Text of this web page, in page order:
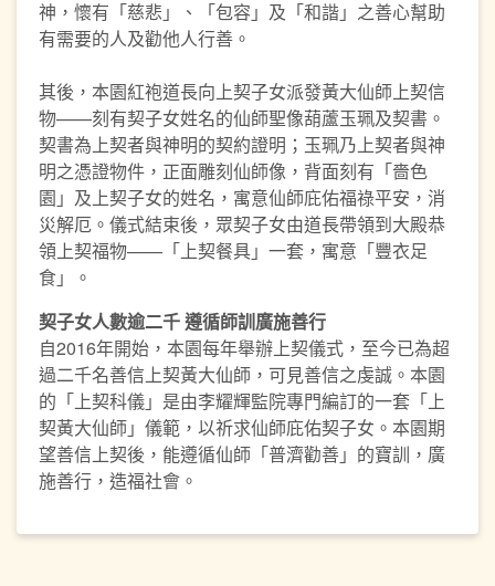
神，懷有「慈悲」、「包容」及「和諧」之善心幫助
有需要的人及勸他人行善。
其後，本園紅袍道長向上契子女派發黃大仙師上契信
物——刻有契子女姓名的仙師聖像葫蘆玉珮及契書。
契書為上契者與神明的契約證明；玉珮乃上契者與神
明之憑證物件，正面雕刻仙師像，背面刻有「嗇色
園」及上契子女的姓名，寓意仙師庇佑福祿平安，消
災解厄。儀式結束後，眾契子女由道長帶領到大殿恭
領上契福物——「上契餐具」一套，寓意「豐衣足
食」。
契子女人數逾二千遵循師訓廣施善行
自2016年開始，本園每年舉辦上契儀式，至今已為超
過二千名善信上契黃大仙師，可見善信之虔誠。本園
的「上契科儀」是由李耀輝監院專門編訂的一套「上
契黃大仙師」儀範，以祈求仙師庇佑契子女。本園期
望善信上契後，能遵循仙師「普濟勸善」的寶訓，廣
施善行，造福社會。